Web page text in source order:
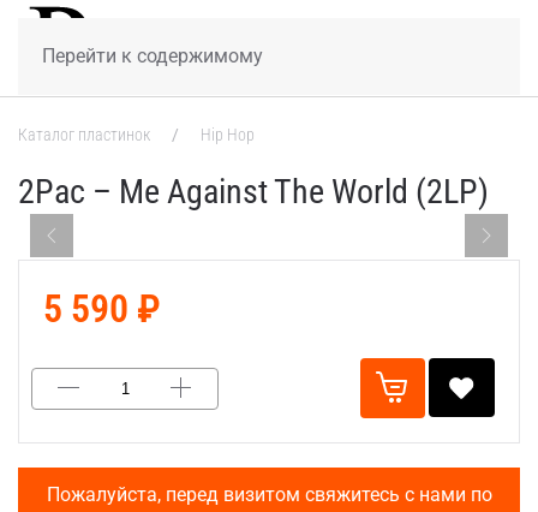
Перейти к содержимому
Каталог пластинок Hip Hop
2Pac – Me Against The World (2LP)
5 590 ₽
Пожалуйста, перед визитом свяжитесь с нами по